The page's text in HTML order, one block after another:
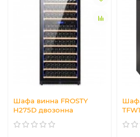
Шафа винна FROSTY
H275D двозонна